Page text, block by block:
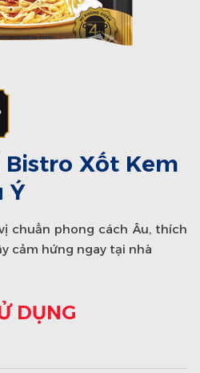
Xốt Kem
Ý
chuẩn phong cách Âu, thích
cảm hứng ngay tại nhà
Xốt Bò
chuẩn phong cách Âu, thích
cảm hứng ngay tại nhà
DỤNG